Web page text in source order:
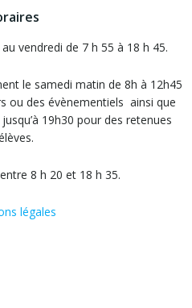
vendredi de 7 h 55 à 18 h 45.
le samedi matin de 8h à 12h45
ou des évènementiels ainsi que
19h30 pour des retenues
8 h 20 et 18 h 35.
légales